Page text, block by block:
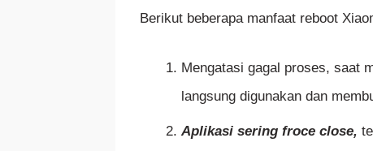
Berikut beberapa manfaat reboot
Mengatasi gagal proses, saat
langsung digunakan dan
Aplikasi sering froce close,